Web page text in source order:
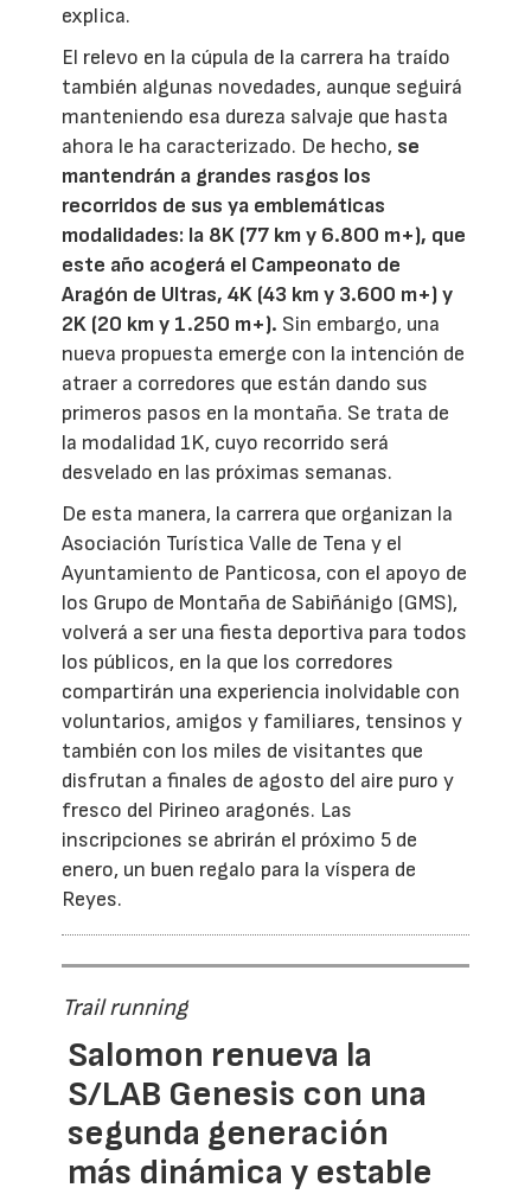
explica.
El relevo en la cúpula de la carrera ha traído
también algunas novedades, aunque seguirá
manteniendo esa dureza salvaje que hasta
ahora le ha caracterizado. De hecho, se
mantendrán a grandes rasgos los
recorridos de sus ya emblemáticas
modalidades: la 8K (77 km y 6.800 m+), que
este año acogerá el Campeonato de
Aragón de Ultras, 4K (43 km y 3.600 m+) y
2K (20 km y 1.250 m+). Sin embargo, una
nueva propuesta emerge con la intención de
atraer a corredores que están dando sus
primeros pasos en la montaña. Se trata de
la modalidad 1K, cuyo recorrido será
desvelado en las próximas semanas.
De esta manera, la carrera que organizan la
Asociación Turística Valle de Tena y el
Ayuntamiento de Panticosa, con el apoyo de
los Grupo de Montaña de Sabiñánigo (GMS),
volverá a ser una fiesta deportiva para todos
los públicos, en la que los corredores
compartirán una experiencia inolvidable con
voluntarios, amigos y familiares, tensinos y
también con los miles de visitantes que
disfrutan a finales de agosto del aire puro y
fresco del Pirineo aragonés. Las
inscripciones se abrirán el próximo 5 de
enero, un buen regalo para la víspera de
Reyes.
Trail running
Salomon renueva la
S/LAB Genesis con una
segunda generación
más dinámica y estable